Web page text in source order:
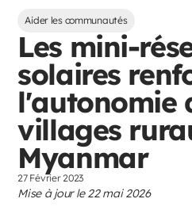
Aider les communautés
Les mini-
solaires
l'autonomie
villages
Myanmar
27 Février 2023
Mise à jour le 22 mai 2026